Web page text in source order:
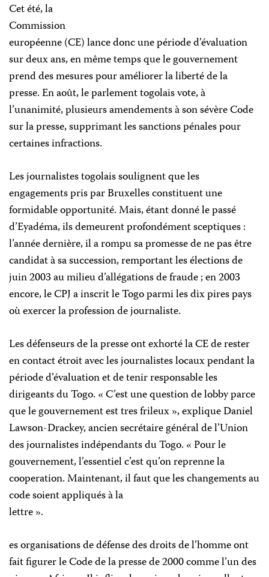
Cet été, la
Commission
européenne (CE) lance donc une période d’évaluation
sur deux ans, en même temps que le gouvernement
prend des mesures pour améliorer la liberté de la
presse. En août, le parlement togolais vote, à
l’unanimité, plusieurs amendements à son sévère Code
sur la presse, supprimant les sanctions pénales pour
certaines infractions.
Les journalistes togolais soulignent que les
engagements pris par Bruxelles constituent une
formidable opportunité. Mais, étant donné le passé
d’Eyadéma, ils demeurent profondément sceptiques :
l’année dernière, il a rompu sa promesse de ne pas être
candidat à sa succession, remportant les élections de
juin 2003 au milieu d’allégations de fraude ; en 2003
encore, le CPJ a inscrit le Togo parmi les dix pires pays
où exercer la profession de journaliste.
Les défenseurs de la presse ont exhorté la CE de rester
en contact étroit avec les journalistes locaux pendant la
période d’évaluation et de tenir responsable les
dirigeants du Togo. « C’est une question de lobby parce
que le gouvernement est tres frileux », explique Daniel
Lawson-Drackey, ancien secrétaire général de l’Union
des journalistes indépendants du Togo. « Pour le
gouvernement, l’essentiel c’est qu’on reprenne la
cooperation. Maintenant, il faut que les changements au
code soient appliqués à la
lettre ».
es organisations de défense des droits de l’homme ont
fait figurer le Code de la presse de 2000 comme l’un des